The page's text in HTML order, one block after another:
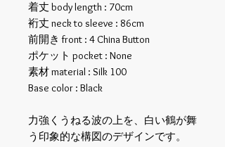
着丈 body length : 70cm
裄丈 neck to sleeve : 86cm
前開き front : 4 China Button
ポケット pocket : None
素材 material : Silk 100
Base color : Black
力強くうねる波の上を、白い鶴が舞
う印象的な構図のデザインです。